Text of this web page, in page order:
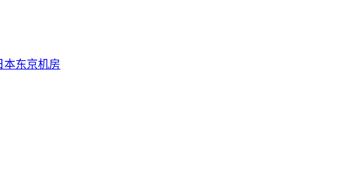
本东京机房